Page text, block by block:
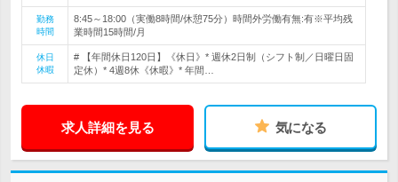
勤務
時間
8:45～18:00（実働8時間/休憩75分）時間外労働有無:有※平均残
業時間15時間/月
休日
休暇
# 【年間休日120日】《休日》* 週休2日制（シフト制／日曜日固
定休）* 4週8休《休暇》* 年間…
求人詳細を見る 気になる